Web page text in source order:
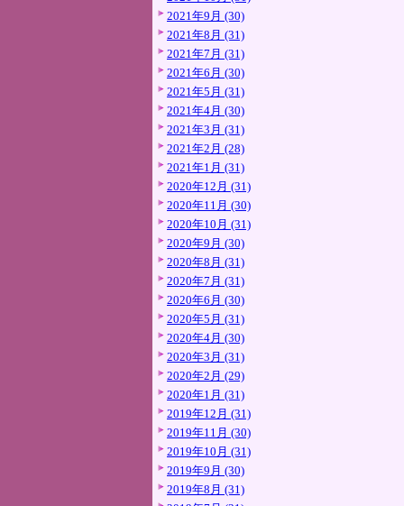
2021年9月 (30)
2021年8月 (31)
2021年7月 (31)
2021年6月 (30)
2021年5月 (31)
2021年4月 (30)
2021年3月 (31)
2021年2月 (28)
2021年1月 (31)
2020年12月 (31)
2020年11月 (30)
2020年10月 (31)
2020年9月 (30)
2020年8月 (31)
2020年7月 (31)
2020年6月 (30)
2020年5月 (31)
2020年4月 (30)
2020年3月 (31)
2020年2月 (29)
2020年1月 (31)
2019年12月 (31)
2019年11月 (30)
2019年10月 (31)
2019年9月 (30)
2019年8月 (31)